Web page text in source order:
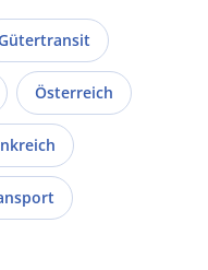
Österreich